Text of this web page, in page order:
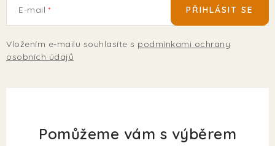
E-mail
Vložením e-mailu souhlasíte s podmínkami ochrany
osobních údajů
PŘIHLÁSIT SE
Pomůžeme vám s výběrem